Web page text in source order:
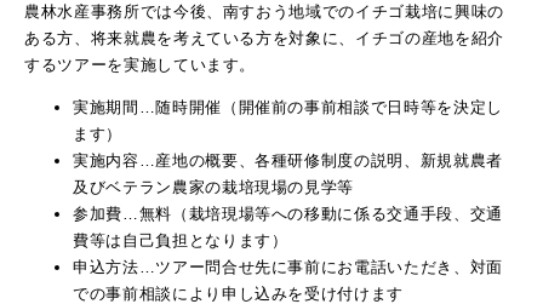
農林水産事務所では今後、南すおう地域でのイチゴ栽培に興味の
ある方、将来就農を考えている方を対象に、イチゴの産地を紹介
するツアーを実施しています。
実施期間…随時開催（開催前の事前相談で日時等を決定し
ます）
実施内容…産地の概要、各種研修制度の説明、新規就農者
及びベテラン農家の栽培現場の見学等
参加費…無料（栽培現場等への移動に係る交通手段、交通
費等は自己負担となります）
申込方法…ツアー問合せ先に事前にお電話いただき、対面
での事前相談により申し込みを受け付けます